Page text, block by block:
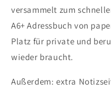
versammelt zum
A6+ Adressbuch von
Platz für private und
wieder braucht.
Außerdem: extra